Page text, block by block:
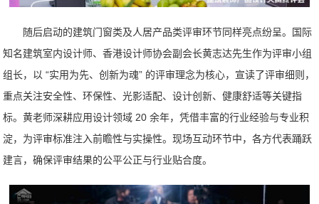
随后启动的建筑门窗类及人居产品类评审环节同样亮点纷呈。国际
知名建筑室内设计师、香港设计师协会副会长黄志达先生作为评审小组
组长，以 “实用为先、创新为魂” 的评审理念为核心，宣读了评审细则，
重点关注安全性、环保性、光影适配、设计创新、健康舒适等关键指
标。黄老师深耕应用设计领域 20 余年，凭借丰富的行业经验与专业积
淀，为评审标准注入前瞻性与实操性。现场互动环节中，各方代表踊跃
建言，确保评审结果的公平公正与行业贴合度。